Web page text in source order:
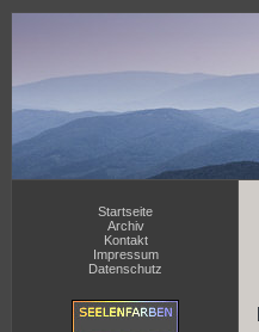
Startseite
Archiv
Kontakt
Impressum
Datenschutz